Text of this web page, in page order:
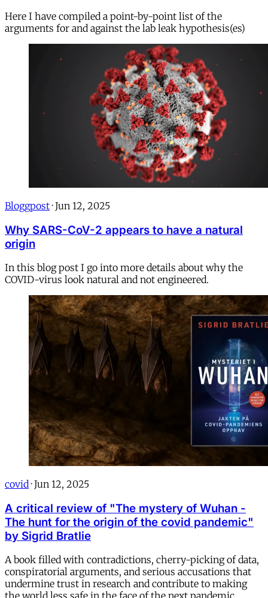
Here I have compiled a point-by-point list of the
arguments for and against the lab leak hypothesis(es)
Bloggpost · Jun 12, 2025
Why SARS-CoV-2 appears to have a natural
origin
In this blog post I go into more details about why the
COVID-virus look natural and not engineered.
covid · Jun 12, 2025
A critical review of "The mystery of Wuhan -
The hunt for the origin of the covid pandemic"
by Sigrid Bratlie
A book filled with contradictions, cherry-picking of data,
conspiratorial arguments, and serious accusations that
undermine trust in research and contribute to making